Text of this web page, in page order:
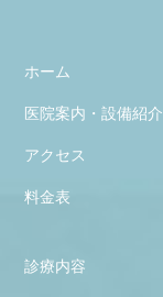
ホーム
医院案内・設備紹介
アクセス
料金表
診療内容